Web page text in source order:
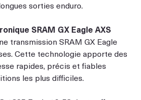
sorties enduro.
SRAM GX Eagle AXS
transmission SRAM GX Eagle
Cette technologie apporte des
rapides, précis et fiables
les plus difficiles.